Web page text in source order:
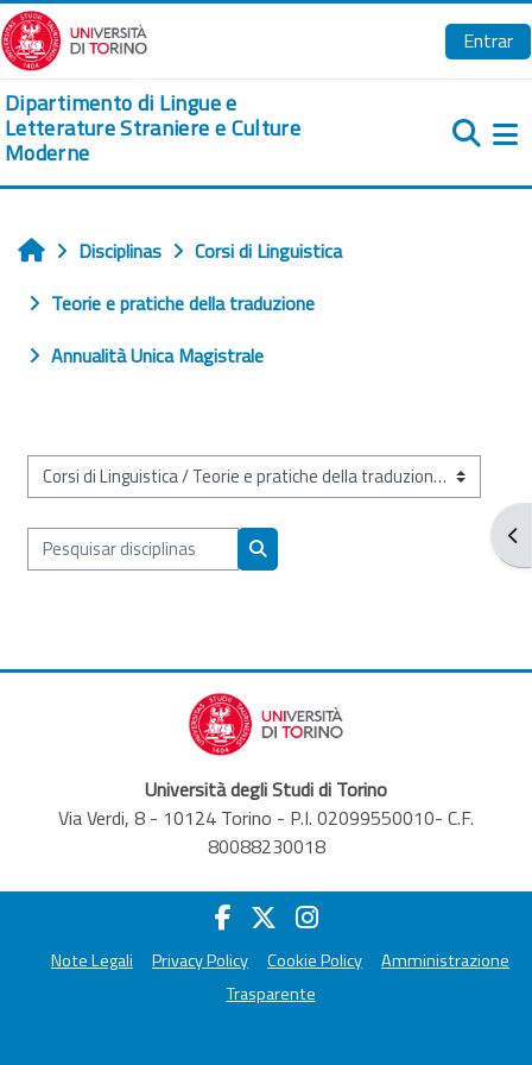
Ir para o conteúdo principal
Entrar
Dipartimento di Lingue e
Letterature Straniere e Culture
Moderne
Início
Disciplinas
Corsi di Linguistica
Teorie e pratiche della traduzione
Annualità Unica Magistrale
Categorias de disciplinas
Pesquisar disciplinas
Pesquisar disciplinas
Università degli Studi di Torino
Via Verdi, 8 - 10124 Torino - P.I. 02099550010- C.F.
80088230018
Note Legali Privacy Policy Cookie Policy
Amministrazione
Trasparente